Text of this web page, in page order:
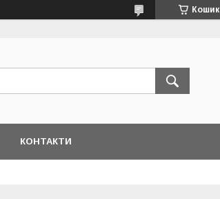
Кошик
КОНТАКТИ